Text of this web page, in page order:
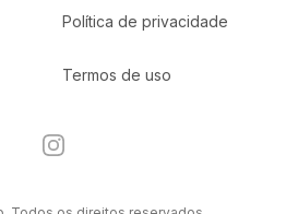
Política de privacidade
Termos de uso
Instagram